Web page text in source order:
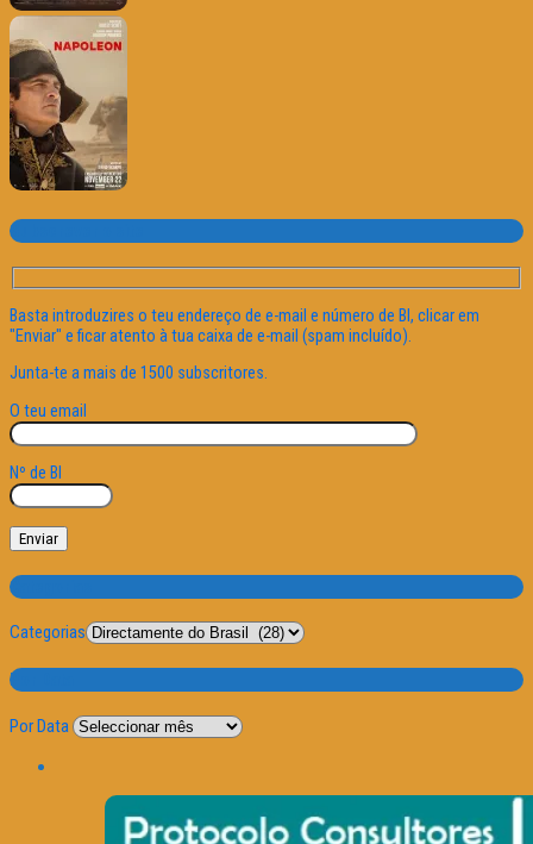
Subscrever o site
Basta introduzires o teu endereço de e-mail e número de BI, clicar em
"Enviar" e ficar atento à tua caixa de e-mail (spam incluído).
Junta-te a mais de 1500 subscritores.
O teu email
Nº de BI
Categorias
Categorias
Por Data
Por Data